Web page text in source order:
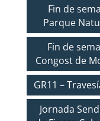
Fin de
Parque
Fin de
Congost de
GR11 –
Jornada